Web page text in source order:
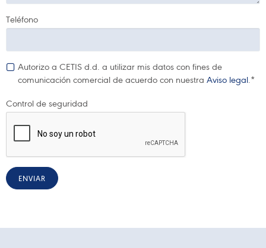
Teléfono
Autorizo a CETIS d.d. a utilizar mis datos con fines de
comunicación comercial de acuerdo con nuestra Aviso legal.*
Control de seguridad
ENVIAR